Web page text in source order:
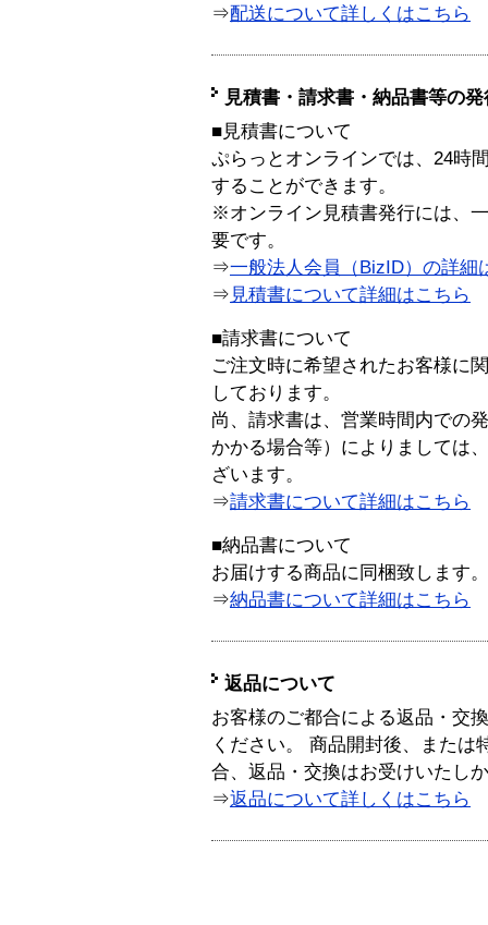
⇒配送について詳しくはこちら
見積書・請求書・納品書等の
■見積書について
ぷらっとオンラインでは、24時
することができます。
※オンライン見積書発行には、
要です。
⇒一般法人会員（BizID）の詳細
⇒ 見積書について詳細はこちら
■請求書について
ご注文時に希望されたお客様に
しております。
尚、請求書は、営業時間内での
かかる場合等）によりましては
ざいます。
⇒請求書について詳細はこちら
■納品書について
お届けする商品に同梱致します。
⇒納品書について詳細はこちら
返品について
お客様のご都合による返品・交
ください。 商品開封後、または
合、返品・交換はお受けいたし
⇒返品について詳しくはこちら